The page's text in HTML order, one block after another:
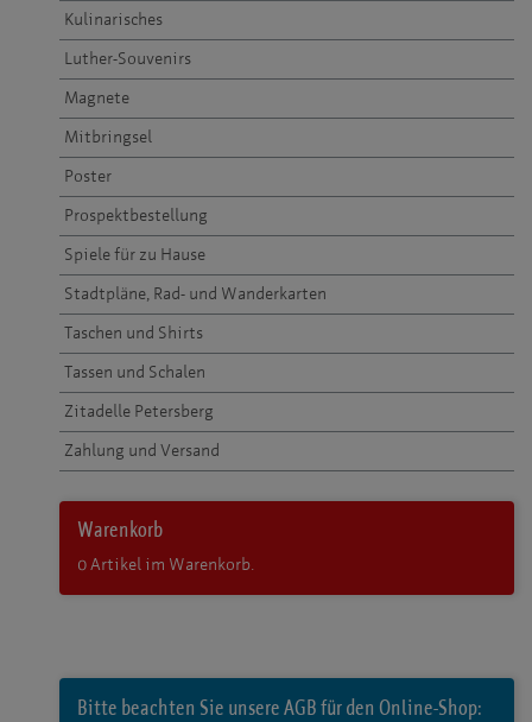
Kulinarisches
Luther-Souvenirs
Magnete
Mitbringsel
Poster
Prospektbestellung
Spiele für zu Hause
Stadtpläne, Rad- und Wanderkarten
Taschen und Shirts
Tassen und Schalen
Zitadelle Petersberg
Zahlung und Versand
Warenkorb
0Artikel im Warenkorb.
Bitte beachten Sie unsere AGB für den Online-Shop: